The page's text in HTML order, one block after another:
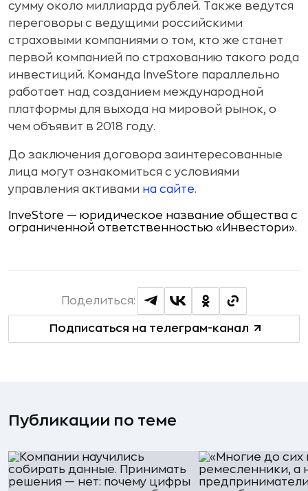
сумму около миллиарда рублей. Также ведутся
переговоры с ведущими российскими
страховыми компаниями о том, кто же станет
первой компанией по страхованию такого рода
инвестиций. Команда InveStore параллельно
работает над созданием международной
платформы для выхода на мировой рынок, о
чем объявит в 2018 году.
До заключения договора заинтересованные
лица могут ознакомиться с условиями
управления активами на сайте.
InveStore — юридическое название общества с
ограниченной ответственностью «Инвестори».
Подписаться на телеграм-канал
Поделиться:
Публикации по теме